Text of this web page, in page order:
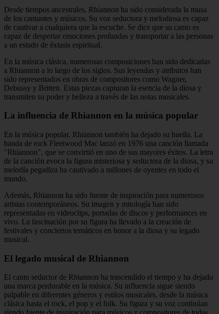
Desde tiempos ancestrales, Rhiannon ha sido considerada la musa
de los cantantes y músicos. Su voz seductora y melodiosa es capaz
de cautivar a cualquiera que la escuche. Se dice que su canto es
capaz de despertar emociones profundas y transportar a las personas
a un estado de éxtasis espiritual.
En la música clásica, numerosas composiciones han sido dedicadas
a Rhiannon a lo largo de los siglos. Sus leyendas y atributos han
sido representados en obras de compositores como Wagner,
Debussy y Britten. Estas piezas capturan la esencia de la diosa y
transmiten su poder y belleza a través de las notas musicales.
La influencia de Rhiannon en la música popular
En la música popular, Rhiannon también ha dejado su huella. La
banda de rock Fleetwood Mac lanzó en 1976 una canción llamada
"Rhiannon", que se convirtió en uno de sus mayores éxitos. La letra
de la canción evoca la figura misteriosa y seductora de la diosa, y su
melodía pegadiza ha cautivado a millones de oyentes en todo el
mundo.
Además, Rhiannon ha sido fuente de inspiración para numerosos
artistas contemporáneos. Su imagen y mitología han sido
representadas en videoclips, portadas de discos y performances en
vivo. La fascinación por su figura ha llevado a la creación de
festivales y conciertos temáticos en honor a la diosa y su legado
musical.
El legado musical de Rhiannon
El canto seductor de Rhiannon ha trascendido el tiempo y ha dejado
una marca perdurable en la música. Su influencia sigue siendo
palpable en diferentes géneros y estilos musicales, desde la música
clásica hasta el rock, el pop y el folk. Su figura y su voz continúan